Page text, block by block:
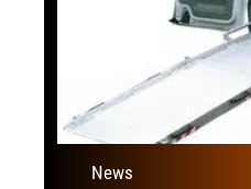
News